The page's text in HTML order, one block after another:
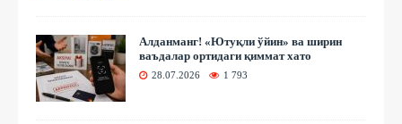
Алданманг! «Ютуқли ўйин» ва ширин
ваъдалар ортидаги қиммат хато
28.07.2026 1 793